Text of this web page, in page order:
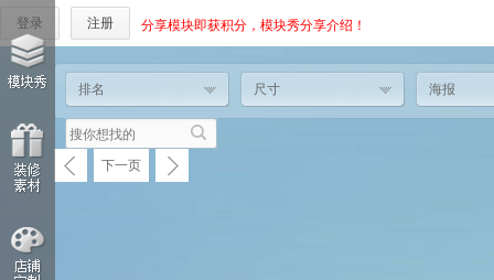
登录 注册 分享模块即获积分，模块秀分享介绍！
排名 尺寸 海报
下一页